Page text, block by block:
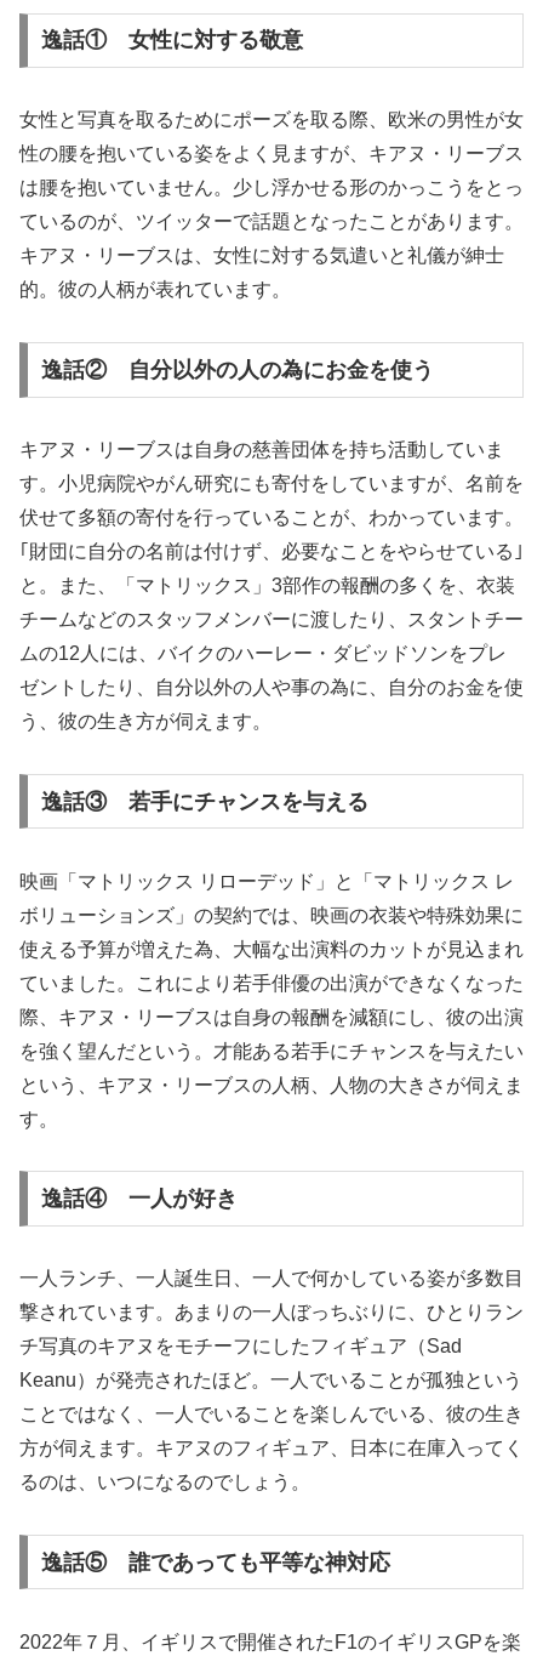
逸話① 女性に対する敬意
女性と写真を取るためにポーズを取る際、欧米の男性が女
性の腰を抱いている姿をよく見ますが、キアヌ・リーブス
は腰を抱いていません。少し浮かせる形のかっこうをとっ
ているのが、ツイッターで話題となったことがあります。
キアヌ・リーブスは、女性に対する気遣いと礼儀が紳士
的。彼の人柄が表れています。
逸話② 自分以外の人の為にお金を使う
キアヌ・リーブスは自身の慈善団体を持ち活動していま
す。小児病院やがん研究にも寄付をしていますが、名前を
伏せて多額の寄付を行っていることが、わかっています。
｢財団に自分の名前は付けず、必要なことをやらせている｣
と。また、「マトリックス」3部作の報酬の多くを、衣装
チームなどのスタッフメンバーに渡したり、スタントチー
ムの12人には、バイクのハーレー・ダビッドソンをプレ
ゼントしたり、自分以外の人や事の為に、自分のお金を使
う、彼の生き方が伺えます。
逸話③ 若手にチャンスを与える
映画「マトリックス リローデッド」と「マトリックス レ
ボリューションズ」の契約では、映画の衣装や特殊効果に
使える予算が増えた為、大幅な出演料のカットが見込まれ
ていました。これにより若手俳優の出演ができなくなった
際、キアヌ・リーブスは自身の報酬を減額にし、彼の出演
を強く望んだという。才能ある若手にチャンスを与えたい
という、キアヌ・リーブスの人柄、人物の大きさが伺えま
す。
逸話④ 一人が好き
一人ランチ、一人誕生日、一人で何かしている姿が多数目
撃されています。あまりの一人ぼっちぶりに、ひとりラン
チ写真のキアヌをモチーフにしたフィギュア（Sad
Keanu）が発売されたほど。一人でいることが孤独という
ことではなく、一人でいることを楽しんでいる、彼の生き
方が伺えます。キアヌのフィギュア、日本に在庫入ってく
るのは、いつになるのでしょう。
逸話⑤ 誰であっても平等な神対応
2022年７月、イギリスで開催されたF1のイギリスGPを楽